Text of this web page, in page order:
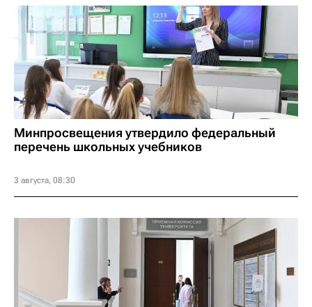
Минпросвещения утвердило федеральный
перечень школьных учебников
3 августа, 08:30